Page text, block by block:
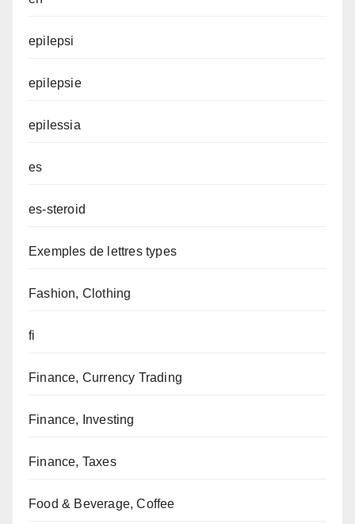
epilepsi
epilepsie
epilessia
es
es-steroid
Exemples de lettres types
Fashion, Clothing
fi
Finance, Currency Trading
Finance, Investing
Finance, Taxes
Food & Beverage, Coffee